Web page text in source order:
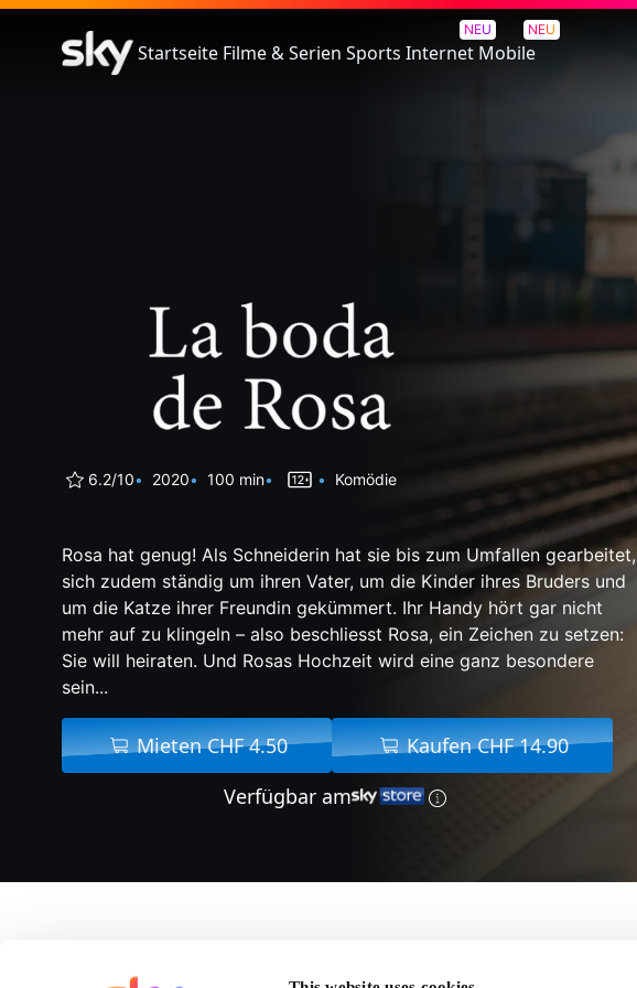
Startseite Filme & Serien Sports
NEU
Internet
NEU
Mobile
Rosas Hochzeit
6.2/10 2020 100 min Komödie
Rosa hat genug! Als Schneiderin hat sie bis zum Umfallen gearbeitet,
sich zudem ständig um ihren Vater, um die Kinder ihres Bruders und
um die Katze ihrer Freundin gekümmert. Ihr Handy hört gar nicht
mehr auf zu klingeln – also beschliesst Rosa, ein Zeichen zu setzen:
Sie will heiraten. Und Rosas Hochzeit wird eine ganz besondere
sein...
Mieten CHF 4.50
Kaufen CHF 14.90
Verfügbar am